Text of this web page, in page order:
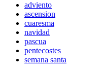
adviento
ascension
cuaresma
navidad
pascua
pentecostes
semana santa